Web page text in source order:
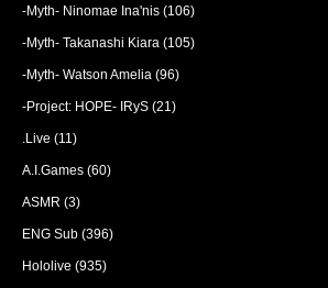
-Myth- Ninomae Ina'nis (106)
-Myth- Takanashi Kiara (105)
-Myth- Watson Amelia (96)
-Project: HOPE- IRyS (21)
.Live (11)
A.I.Games (60)
ASMR (3)
ENG Sub (396)
Hololive (935)